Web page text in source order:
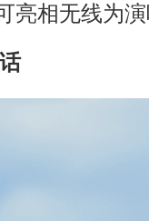
亮相无线为